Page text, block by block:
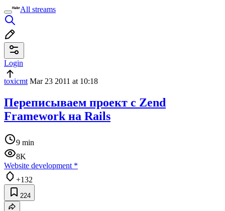
All streams
Login
toxicmt Mar 23 2011 at 10:18
Переписываем проект с Zend
Framework на Rails
9 min
8K
Website development *
+132
224